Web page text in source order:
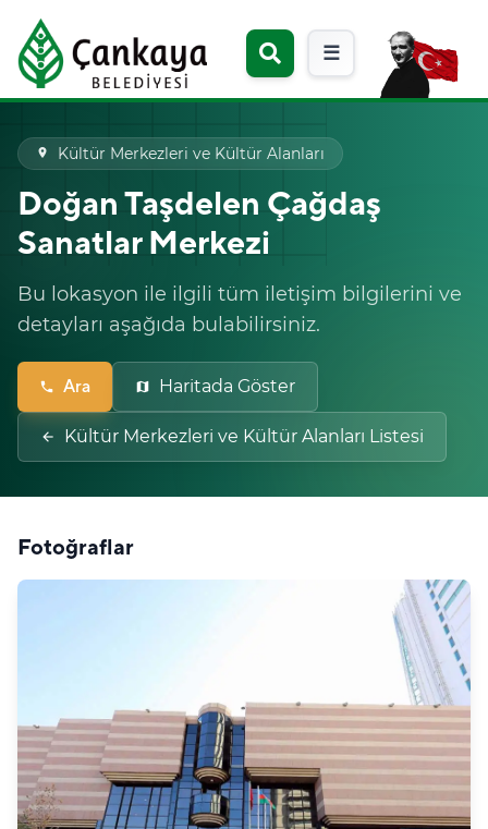
☰
place Kültür Merkezleri ve Kültür Alanları
Doğan Taşdelen Çağdaş
Sanatlar Merkezi
Bu lokasyon ile ilgili tüm iletişim bilgilerini ve
detayları aşağıda bulabilirsiniz.
phone Ara map Haritada Göster
arrow_back Kültür Merkezleri ve Kültür Alanları Listesi
Fotoğraflar